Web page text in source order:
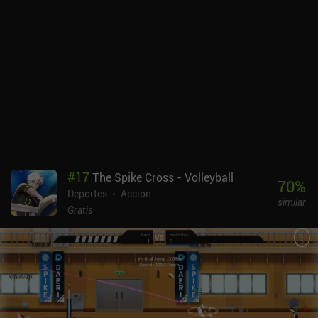
#17The Spike Cross - Volleyball
Deportes
Acción
Gratis
70%
similar